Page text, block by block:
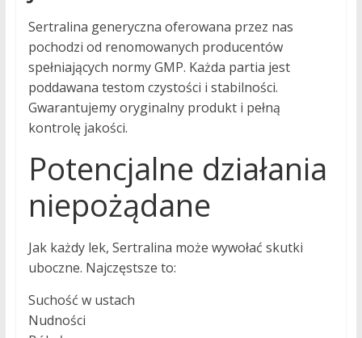
Sertralina generyczna oferowana przez nas
pochodzi od renomowanych producentów
spełniających normy GMP. Każda partia jest
poddawana testom czystości i stabilności.
Gwarantujemy oryginalny produkt i pełną
kontrolę jakości.
Potencjalne działania
niepożądane
Jak każdy lek, Sertralina może wywołać skutki
uboczne. Najczęstsze to:
Suchość w ustach
Nudności